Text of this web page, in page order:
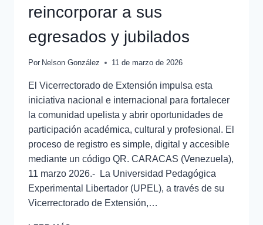
reincorporar a sus
egresados y jubilados
Por Nelson González 11 de marzo de 2026
El Vicerrectorado de Extensión impulsa esta
iniciativa nacional e internacional para fortalecer
la comunidad upelista y abrir oportunidades de
participación académica, cultural y profesional. El
proceso de registro es simple, digital y accesible
mediante un código QR. CARACAS (Venezuela),
11 marzo 2026.- La Universidad Pedagógica
Experimental Libertador (UPEL), a través de su
Vicerrectorado de Extensión,…